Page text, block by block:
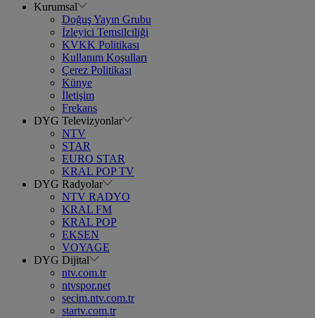
Kurumsal
Doğuş Yayın Grubu
İzleyici Temsilciliği
KVKK Politikası
Kullanım Koşulları
Çerez Politikası
Künye
İletişim
Frekans
DYG Televizyonlar
NTV
STAR
EURO STAR
KRAL POP TV
DYG Radyolar
NTV RADYO
KRAL FM
KRAL POP
EKSEN
VOYAGE
DYG Dijital
ntv.com.tr
ntvspor.net
secim.ntv.com.tr
startv.com.tr